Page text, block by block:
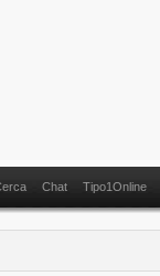
Chat Tipo1Online